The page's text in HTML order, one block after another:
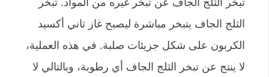
الثلج الجاف يتبخر مباشرة ليصبح غاز ثاني أكسيد
الكربون على شكل جزيئات صلبة. في هذه العملية،
لا ينتج عن تبخر الثلج الجاف أي رطوبة، وبالتالي لا